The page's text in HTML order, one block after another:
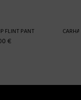
WIP COLE CARGO